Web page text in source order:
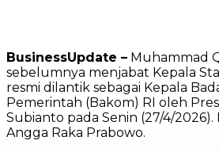
BusinessUpdate – Muhammad
sebelumnya menjabat Kepala
resmi dilantik sebagai Kepala
Pemerintah (Bakom) RI oleh
Subianto pada Senin (27/4/
Angga Raka Prabowo.